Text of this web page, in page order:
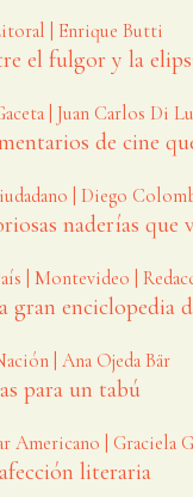
| Enrique Butti
el fulgor y la
| Juan Carlos Di
de cine
| Diego
naderías que
| Montevideo |
gran enciclopedia
| Ana Ojeda Bär
para un tabú
Americano | Graciela
literaria